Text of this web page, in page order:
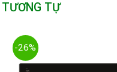
TỰ
-26%